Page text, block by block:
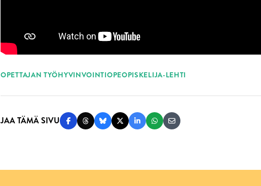
OPETTAJAN TYÖHYVINVOINTIOPEOPISKELIJA-LEHTI
JAA TÄMÄ SIVU Jaa Facebookissa
Jaa Threadsissa
Jaa Blueskyssä
Jaa Twitterissä
Jaa LinkedInissä
Jaa WhatsAppissa
Jaa sähköpostitse